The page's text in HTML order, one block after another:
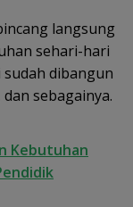
langsung
sehari-hari
dibangun
sebagainya.
Kebutuhan